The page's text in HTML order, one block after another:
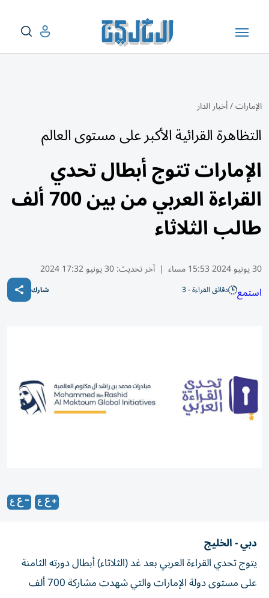
الإمارات/أخبار الدار
التظاهرة القرائية الأكبر على مستوى العالم
الإمارات تتوج أبطال تحدي
القراءة العربي من بين 700 ألف
طالب الثلاثاء
30 يونيو 2024 15:53 مساء | آخر تحديث:30 يونيو 17:32 2024
استمع دقائق القراءة - 3 شارك
دبي - الخليج
يتوج تحدي القراءة العربي بعد غد (الثلاثاء) أبطال دورته الثامنة
على مستوى دولة الإمارات والتي شهدت مشاركة 700 ألف